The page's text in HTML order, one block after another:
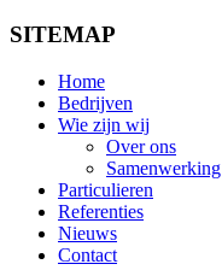
SITEMAP
Home
Bedrijven
Wie zijn wij
Over ons
Samenwerking
Particulieren
Referenties
Nieuws
Contact